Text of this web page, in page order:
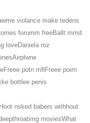
violance make tedens
forumm freeBallt mmd
loveDaniela roz
potn mflFreee poirn
bottlee penis
nsked babers withhout
moviesWhat